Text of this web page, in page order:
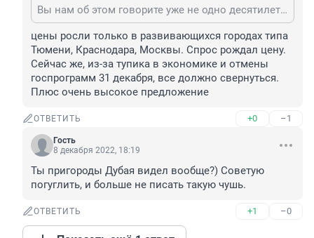
Вы нам об этом говорите уже не одно десятилетие! А цены только растут и растут). Если лет 10 назад сказать кому нибудь, что цена за квадрат будет 100 тыщ и более, то люди бы просто рассмеялись!
цены росли только в развивающихся городах типа
Тюмени, Краснодара, Москвы. Спрос рождал цену.
Сейчас же, из-за тупика в экономике и отмены
госпрограмм 31 декабря, все должно свернуться.
Плюс очень высокое предложение
ОТВЕТИТЬ +0 –1
Гость
8 декабря 2022, 18:19
Ты пригороды Дубая видел вообще?) Советую
погуглить, и больше не писать такую чушь.
ОТВЕТИТЬ +1 –0